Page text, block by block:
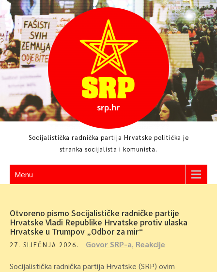
Skip
to
content
Socijalistička radnička partija Hrvatske politička je
stranka socijalista i komunista.
Menu
Otvoreno pismo Socijalističke radničke partije
Hrvatske Vladi Republike Hrvatske protiv ulaska
Hrvatske u Trumpov „Odbor za mir“
27. SIJEČNJA 2026. Govor SRP-a, Reakcije
Socijalistička radnička partija Hrvatske (SRP) ovim